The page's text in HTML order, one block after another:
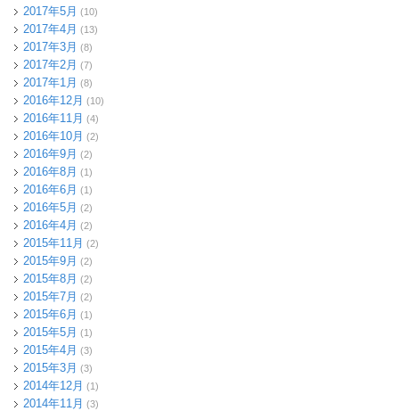
2017年5月 (10)
2017年4月 (13)
2017年3月 (8)
2017年2月 (7)
2017年1月 (8)
2016年12月 (10)
2016年11月 (4)
2016年10月 (2)
2016年9月 (2)
2016年8月 (1)
2016年6月 (1)
2016年5月 (2)
2016年4月 (2)
2015年11月 (2)
2015年9月 (2)
2015年8月 (2)
2015年7月 (2)
2015年6月 (1)
2015年5月 (1)
2015年4月 (3)
2015年3月 (3)
2014年12月 (1)
2014年11月 (3)